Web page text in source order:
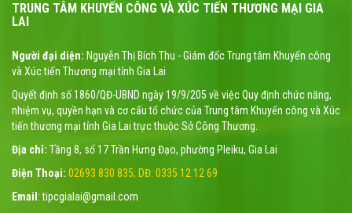
TRUNG TÂM KHUYẾN CÔNG VÀ XÚC TIẾN THƯƠNG MẠI GIA
LAI
Người đại diện: Nguyễn Thị Bích Thu - Giám đốc Trung tâm Khuyến công
và Xúc tiến Thương mại tỉnh Gia Lai
Quyết định số 1860/QĐ-UBND ngày 19/9/205 về việc Quy định chức năng,
nhiệm vụ, quyền hạn và cơ cấu tổ chức của Trung tâm Khuyến công và Xúc
tiến thương mại tỉnh Gia Lai trực thuộc Sở Công Thương.
Địa chỉ: Tầng 8, số 17 Trần Hưng Đạo, phường Pleiku, Gia Lai
Điện Thoại: 02693 830 835; DĐ: 0335 12 12 69
Email : tipcgialai@gmail.com